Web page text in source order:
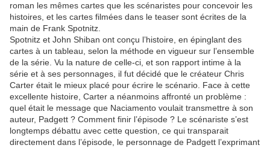
roman les mêmes cartes que les scénaristes pour concevoir les
histoires, et les cartes filmées dans le teaser sont écrites de la
main de Frank Spotnitz.
Spotnitz et John Shiban ont conçu l’histoire, en épinglant des
cartes à un tableau, selon la méthode en vigueur sur l’ensemble
de la série. Vu la nature de celle-ci, et son rapport intime à la
série et à ses personnages, il fut décidé que le créateur Chris
Carter était le mieux placé pour écrire le scénario. Face à cette
excellente histoire, Carter a néanmoins affronté un problème :
quel était le message que Naciamento voulait transmettre à son
auteur, Padgett ? Comment finir l’épisode ? Le scénariste s’est
longtemps débattu avec cette question, ce qui transparait
directement dans l’épisode, le personnage de Padgett l’exprimant